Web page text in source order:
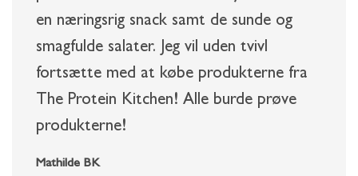
en næringsrig snack samt de sunde og
smagfulde salater. Jeg vil uden tvivl
fortsætte med at købe produkterne fra
The Protein Kitchen! Alle burde prøve
produkterne!
Mathilde BK